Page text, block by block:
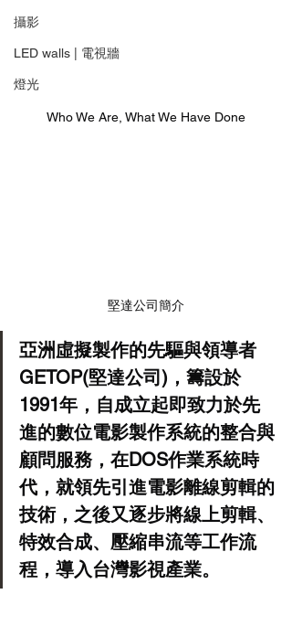
攝影
LED walls | 電視牆
燈光
Who We Are, What We Have Done
堅達公司簡介
亞洲虛擬製作的先驅與領導者
GETOP(堅達公司)，籌設於
1991年，自成立起即致力於先
進的數位電影製作系統的整合與
顧問服務，在DOS作業系統時
代，就領先引進電影離線剪輯的
技術，之後又逐步將線上剪輯、
特效合成、壓縮串流等工作流
程，導入台灣影視產業。